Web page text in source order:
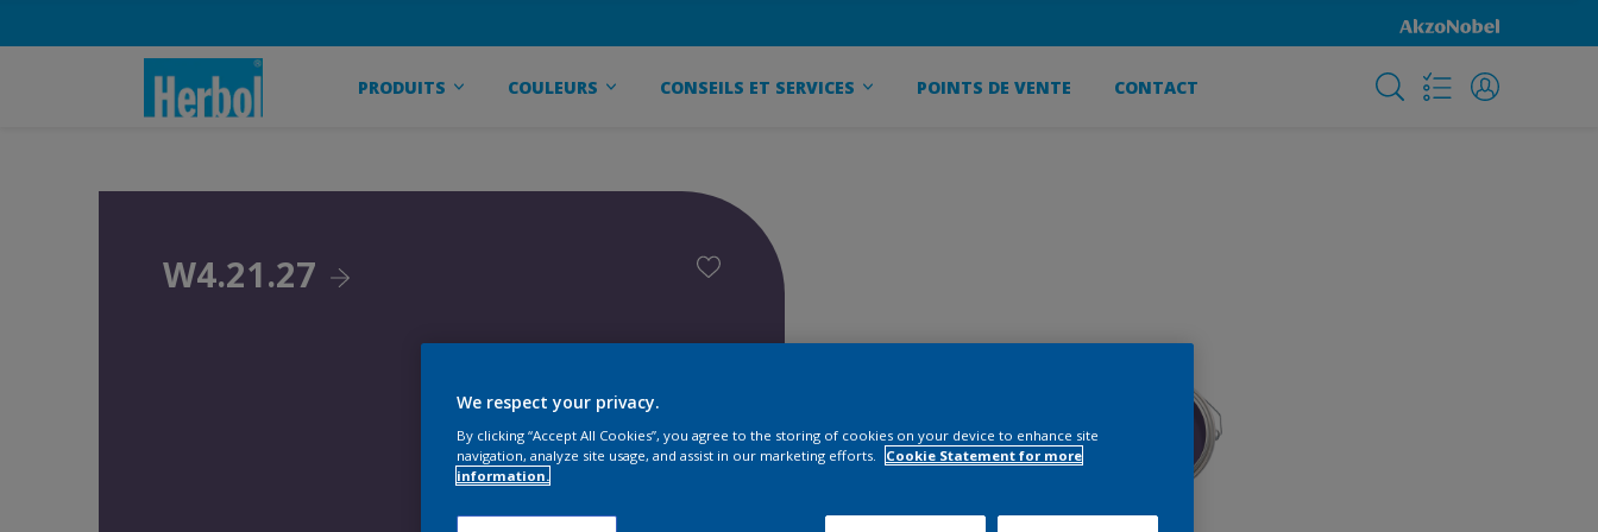
PRODUITS COULEURS CONSEILS ET SERVICES POINTS DE VENTE CONTACT
W4.21.27
We respect your privacy.
By clicking “Accept All Cookies”, you agree to the storing of cookies on your device to enhance site
navigation, analyze site usage, and assist in our marketing efforts.
Cookie Statement for more
information.